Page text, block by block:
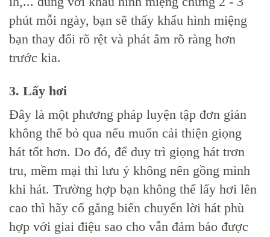
phút mỗi ngày, bạn sẽ thấy khẩu hình miệng
bạn thay đổi rõ rệt và phát âm rõ ràng hơn
trước kia.
3. Lấy hơi
Đây là một phương pháp luyện tập đơn giản
không thể bỏ qua nếu muốn cải thiện giọng
hát tốt hơn. Do đó, để duy trì giọng hát trơn
tru, mềm mại thì lưu ý không nên gồng mình
khi hát. Trường hợp bạn không thể lấy hơi lên
cao thì hãy cố gắng biến chuyển lời hát phù
hợp với giai điệu sao cho vẫn đảm bảo được